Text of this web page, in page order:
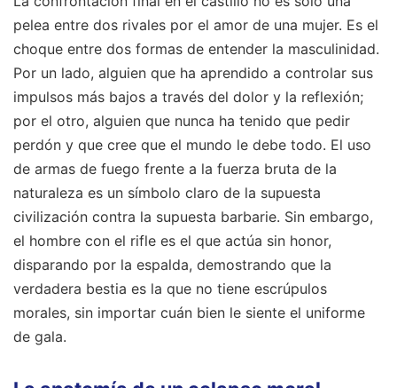
pelea entre dos rivales por el amor de una mujer. Es el
choque entre dos formas de entender la masculinidad.
Por un lado, alguien que ha aprendido a controlar sus
impulsos más bajos a través del dolor y la reflexión;
por el otro, alguien que nunca ha tenido que pedir
perdón y que cree que el mundo le debe todo. El uso
de armas de fuego frente a la fuerza bruta de la
naturaleza es un símbolo claro de la supuesta
civilización contra la supuesta barbarie. Sin embargo,
el hombre con el rifle es el que actúa sin honor,
disparando por la espalda, demostrando que la
verdadera bestia es la que no tiene escrúpulos
morales, sin importar cuán bien le siente el uniforme
de gala.